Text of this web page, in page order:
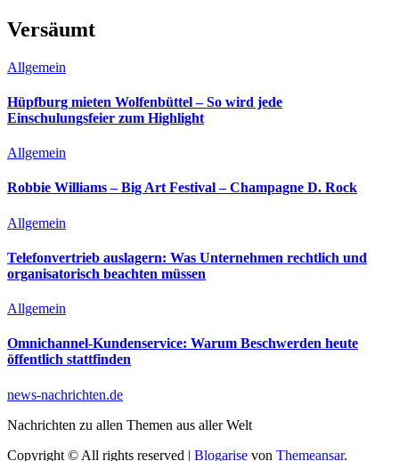
Versäumt
Allgemein
Hüpfburg mieten Wolfenbüttel – So wird jede
Einschulungsfeier zum Highlight
Allgemein
Robbie Williams – Big Art Festival – Champagne D. Rock
Allgemein
Telefonvertrieb auslagern: Was Unternehmen rechtlich und
organisatorisch beachten müssen
Allgemein
Omnichannel-Kundenservice: Warum Beschwerden heute
öffentlich stattfinden
news-nachrichten.de
Nachrichten zu allen Themen aus aller Welt
Copyright © All rights reserved | Blogarise von Themeansar.